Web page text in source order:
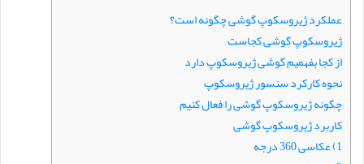
ا
ی
م
ی
ل
عملکرد ژیروسکوپ گوشی چگونه است؟
ژیروسکوپ گوشی کجاست
از کجا بفهمیم گوشی ژیروسکوپ دارد
نحوه کارکرد سنسور ژیروسکوپ
چگونه ژیروسکوپ گوشی را فعال کنیم
کاربرد ژیروسکوپ گوشی
1) عکاسی 360 درجه